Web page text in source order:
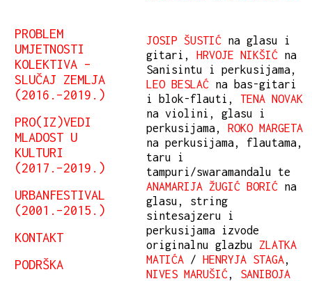
PROBLEM
UMJETNOSTI
KOLEKTIVA –
SLUČAJ ZEMLJA
(2016.–2019.)
PRO(IZ)VEDI
MLADOST U
KULTURI
(2017.–2019.)
URBANFESTIVAL
(2001.–2015.)
KONTAKT
PODRŠKA
JOSIP ŠUSTIĆ na glasu i
gitari, HRVOJE NIKŠIĆ na
Sanisintu i perkusijama,
LEO BESLAĆ na bas-gitari
i blok-flauti, TENA NOVAK
na violini, glasu i
perkusijama, ROKO MARGETA
na perkusijama, flautama,
taru i
tampuri/swaramandalu te
ANAMARIJA ŽUGIĆ BORIĆ na
glasu, string
sintesajzeru i
perkusijama izvode
originalnu glazbu ZLATKA
MATIĆA / HENRYJA STAGA,
NIVES MARUŠIĆ, SANIBOJA